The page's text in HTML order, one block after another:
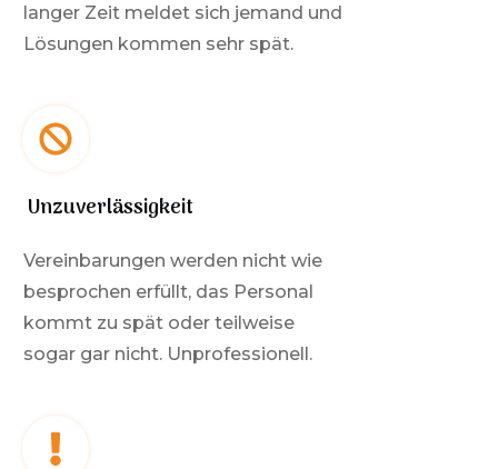
langer Zeit meldet sich jemand und
Lösungen kommen sehr spät.
Unzuverlässigkeit
Vereinbarungen werden nicht wie
besprochen erfüllt, das Personal
kommt zu spät oder teilweise
sogar gar nicht. Unprofessionell.